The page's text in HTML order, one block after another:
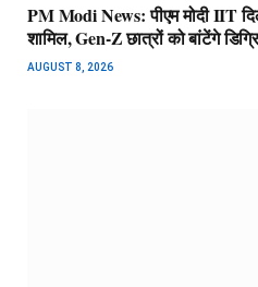
PM Modi News: पीएम मोदी IIT
शामिल, Gen-Z छात्रों को बांटेंगे
AUGUST 8, 2026